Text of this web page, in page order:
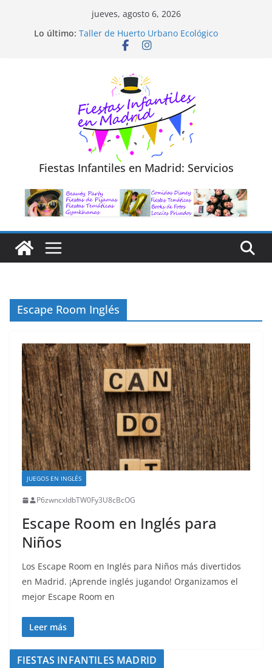
jueves, agosto 6, 2026
Lo último: Taller de Huerto Urbano Ecológico
TALLER FOTOGRAFÍA LA NATURALEZA
Trivial Virtual para niños
Fiestas Infantiles en Madrid: Servicios
Escape Room Inglés
JUEGOS EN INGLÉS
P6zwncxIdbTW0Fy3U8cBcOG
Escape Room en Inglés para
Niños
Los Escape Room en Inglés para Niños más divertidos
en Madrid. ¡Aprende inglés jugando! Organizamos el
mejor Escape Room en
Leer más
FIESTAS INFANTILES MADRID